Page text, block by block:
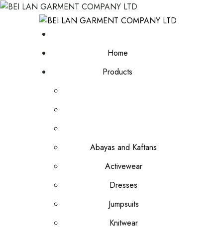
Home
Products
Abayas and Kaftans
Activewear
Dresses
Jumpsuits
Knitwear